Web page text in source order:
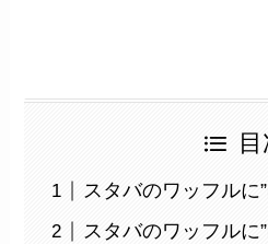
スタバのワッフルに
スタバのワッフルに